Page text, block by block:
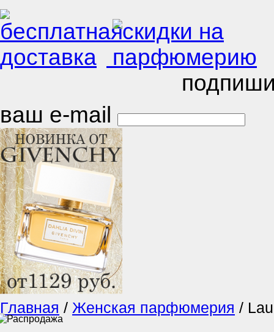
ваш e-mail
Главная / Женская парфюмерия /